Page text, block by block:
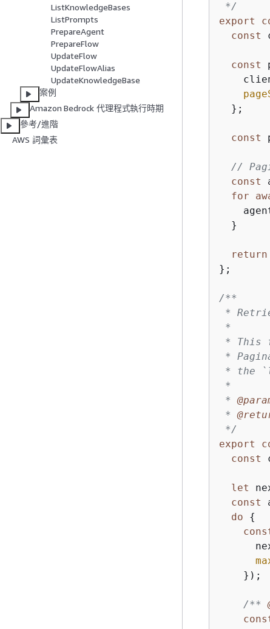
ListKnowledgeBases
ListPrompts
PrepareAgent
PrepareFlow
UpdateFlow
UpdateFlowAlias
UpdateKnowledgeBase
案例
Amazon Bedrock 代理程式執行時期
參考/進階
AWS 詞彙表
*/
export
const
const
  };
const
//
const
for
  }
return
};
/**
*
*
* This
*
* the
*
*
*
*/
export
const
let
const
do
{
    });
/**